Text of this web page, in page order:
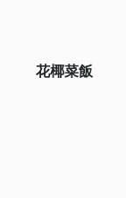
花椰菜飯